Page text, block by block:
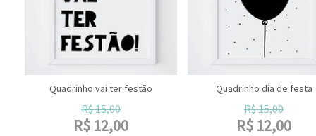
Quadrinho vai ter festão
R$15,00
R$ 12,00
Quadrinho dia de festa
R$15,00
R$ 12,00